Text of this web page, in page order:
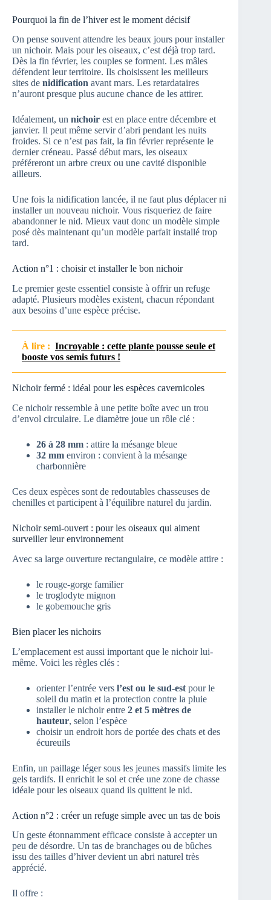
Pourquoi la fin de l’hiver est le moment décisif
On pense souvent attendre les beaux jours pour installer
un nichoir. Mais pour les oiseaux, c’est déjà trop tard.
Dès la fin février, les couples se forment. Les mâles
défendent leur territoire. Ils choisissent les meilleurs
sites de nidification avant mars. Les retardataires
n’auront presque plus aucune chance de les attirer.
Idéalement, un nichoir est en place entre décembre et
janvier. Il peut même servir d’abri pendant les nuits
froides. Si ce n’est pas fait, la fin février représente le
dernier créneau. Passé début mars, les oiseaux
préféreront un arbre creux ou une cavité disponible
ailleurs.
Une fois la nidification lancée, il ne faut plus déplacer ni
installer un nouveau nichoir. Vous risqueriez de faire
abandonner le nid. Mieux vaut donc un modèle simple
posé dès maintenant qu’un modèle parfait installé trop
tard.
Action n°1 : choisir et installer le bon nichoir
Le premier geste essentiel consiste à offrir un refuge
adapté. Plusieurs modèles existent, chacun répondant
aux besoins d’une espèce précise.
À lire : Incroyable : cette plante pousse seule et
booste vos semis futurs !
Nichoir fermé : idéal pour les espèces cavernicoles
Ce nichoir ressemble à une petite boîte avec un trou
d’envol circulaire. Le diamètre joue un rôle clé :
26 à 28 mm : attire la mésange bleue
32 mm environ : convient à la mésange
charbonnière
Ces deux espèces sont de redoutables chasseuses de
chenilles et participent à l’équilibre naturel du jardin.
Nichoir semi-ouvert : pour les oiseaux qui aiment
surveiller leur environnement
Avec sa large ouverture rectangulaire, ce modèle attire :
le rouge-gorge familier
le troglodyte mignon
le gobemouche gris
Bien placer les nichoirs
L’emplacement est aussi important que le nichoir lui-
même. Voici les règles clés :
orienter l’entrée vers l’est ou le sud-est pour le
soleil du matin et la protection contre la pluie
installer le nichoir entre 2 et 5 mètres de
hauteur, selon l’espèce
choisir un endroit hors de portée des chats et des
écureuils
Enfin, un paillage léger sous les jeunes massifs limite les
gels tardifs. Il enrichit le sol et crée une zone de chasse
idéale pour les oiseaux quand ils quittent le nid.
Action n°2 : créer un refuge simple avec un tas de bois
Un geste étonnamment efficace consiste à accepter un
peu de désordre. Un tas de branchages ou de bûches
issu des tailles d’hiver devient un abri naturel très
apprécié.
Il offre :